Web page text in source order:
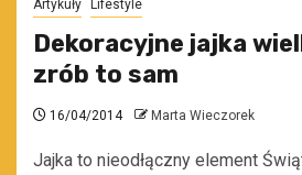
Artykuły Lifestyle
Dekoracyjne jajka
zrób to sam
16/04/2014 Marta Wieczorek
Jajka to nieodłączny element